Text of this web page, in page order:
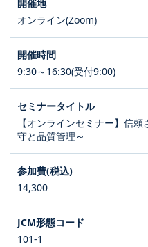
オンライン(Zoom)
9:30～16:30(受付9:00)
【オンラインセミナー】信
守と品質管理～
14,300
101-1